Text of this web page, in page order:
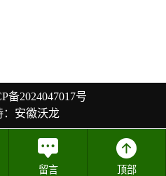
备2024047017号
：安徽沃龙
留言 顶部